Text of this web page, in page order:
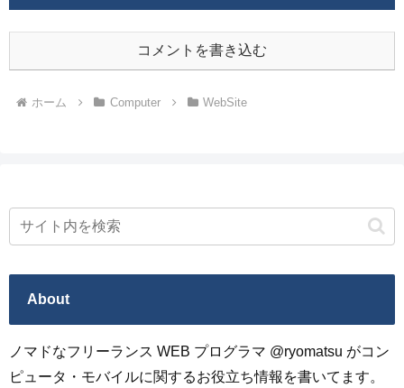
コメントを書き込む
ホーム Computer WebSite
About
ノマドなフリーランス WEB プログラマ @ryomatsu がコン
ピュータ・モバイルに関するお役立ち情報を書いてます。